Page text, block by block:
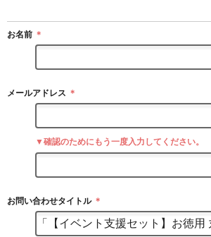
お名前 ＊
メールアドレス ＊
▼確認のためにもう一度入力してください。
お問い合わせタイトル ＊